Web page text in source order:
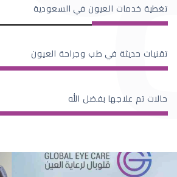
تغطية خدمات العيون في السعودية
تقنيات حديثة في طب وجراحة العيون
حالات تم علاجها بفضل الله